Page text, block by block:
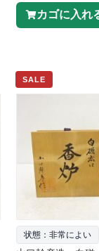
カゴに入れ
SALE
状態：非常によい